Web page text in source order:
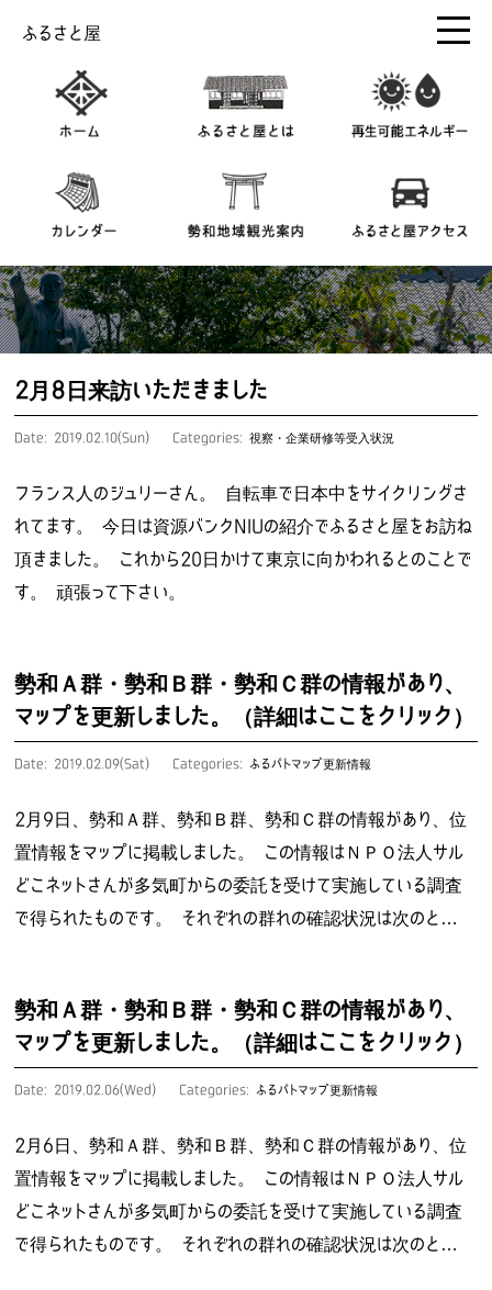
ふるさと屋
2月8日来訪いただきました
Date: 2019.02.10(Sun) Categories:視察・企業研修等受入状況
フランス人のジュリーさん。 自転車で日本中をサイクリングさ
れてます。 今日は資源バンクNIUの紹介でふるさと屋をお訪ね
頂きました。 これから20日かけて東京に向かわれるとのことで
す。 頑張って下さい。
勢和Ａ群・勢和Ｂ群・勢和Ｃ群の情報があり、
マップを更新しました。（詳細はここをクリック）
Date: 2019.02.09(Sat) Categories:ふるパトマップ更新情報
2月9日、勢和Ａ群、勢和Ｂ群、勢和Ｃ群の情報があり、位
置情報をマップに掲載しました。 この情報はＮＰＯ法人サル
どこネットさんが多気町からの委託を受けて実施している調査
で得られたものです。 それぞれの群れの確認状況は次のと…
勢和Ａ群・勢和Ｂ群・勢和Ｃ群の情報があり、
マップを更新しました。（詳細はここをクリック）
Date: 2019.02.06(Wed) Categories:ふるパトマップ更新情報
2月6日、勢和Ａ群、勢和Ｂ群、勢和Ｃ群の情報があり、位
置情報をマップに掲載しました。 この情報はＮＰＯ法人サル
どこネットさんが多気町からの委託を受けて実施している調査
で得られたものです。 それぞれの群れの確認状況は次のと…